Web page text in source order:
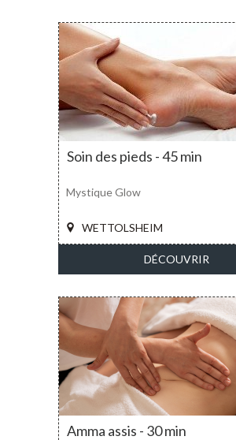
Soin des pieds - 45 min
WETTOLSHEIM
Mystique Glow
DÉCOUVRIR
Amma assis - 30 min